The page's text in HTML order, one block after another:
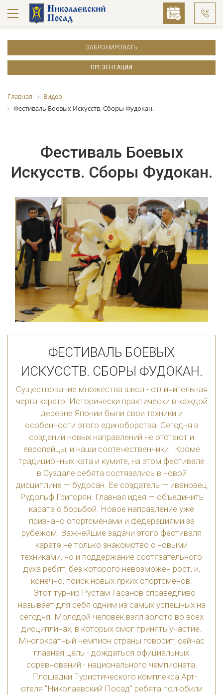
ЗАБРОНИРОВАТЬ
ПРЕЗЕНТАЦИИ
Главная
Видео
Фестиваль Боевых Искусств. Сборы Фудокан.
Фестиваль Боевых
Искусств. Сборы Фудокан.
ФЕСТИВАЛЬ БОЕВЫХ
ИСКУССТВ. СБОРЫ ФУДОКАН.
Существование множества школ - отличительная
черта каратэ. Исторически практически в каждой
деревне Японии были свои техники и
особенности этого единоборства. Сегодня в
создании новых направлений не отстают и
европейцы, и наши соотечественники. Кроме
традиционных ката и кумите, на этом фестивале
в Суздале ребята состязались в новой
дисциплине — будосан. Ее создатель — ивановец
Рудольф Григорян. Главная идея — объединить
каратэ с борьбой. Новое направление уже
признано спортсменами и федерациями за
рубежом. Важнейшие задачи этого фестиваля
каратэ не только знакомство с новыми
техниками, но и поддержание состязательного
духа ребят, без которого невозможен рост, и,
конечно, поиск новых ярких спортсменов.
Этот турнир Рустам Гасанов справедливо
называет для себя одним из самых успешных на
сегодня. Молодой человек взял золото во всех
дисциплинах, в которых смог принять участие.
Многократный чемпион страны говорит, сейчас
главная цель - дождаться официальных
соревнований - национального чемпионата.
Площадки Туристического комплекса Арт-
отеля "Николаевский Посад" ребята полюбили